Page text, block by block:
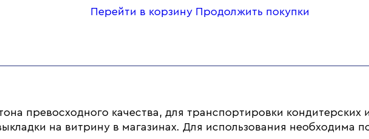
Перейти в корзину Продолжить покупки
превосходного качества, для транспортировки
на витрину в магазинах. Для использования необходима